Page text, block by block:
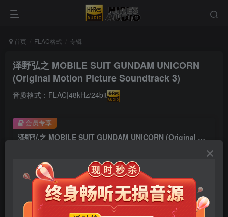
首页 FLAC格式 专辑
泽野弘之 MOBILE SUIT GUNDAM UNICORN
(Original Motion Picture Soundtrack 3)
音质格式：FLAC|48kHz/24bit
泽野弘之 MOBILE SUIT GUNDAM UNICORN (Original Motion Picture Soundtrack 3)
￥9.9 限时特惠
￥99
年卡会员免费 永久会员免费
立即购买
会员专享